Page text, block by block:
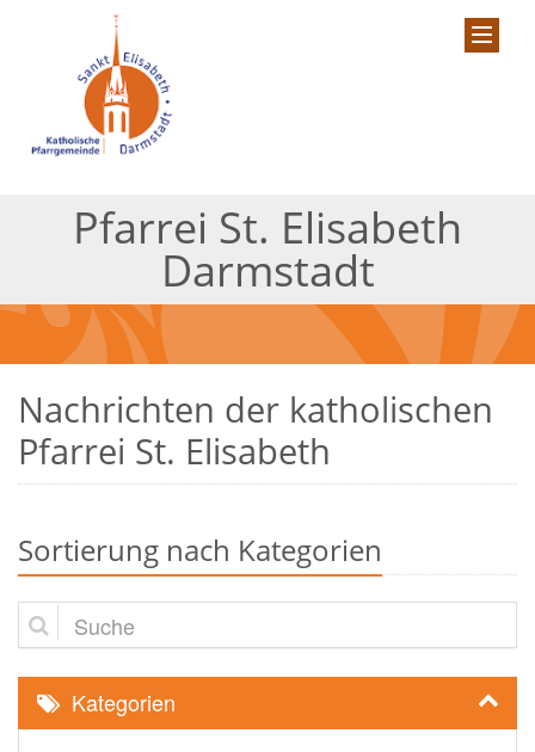
Pfarrei St. Elisabeth
Darmstadt
Nachrichten der katholischen
Pfarrei St. Elisabeth
Sortierung nach Kategorien
Suche
Kategorien